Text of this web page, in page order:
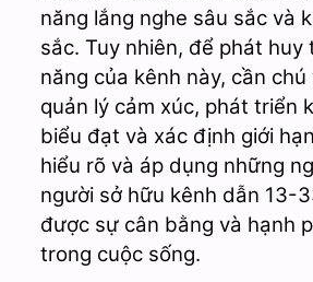
năng lắng nghe sâu sắc và
sắc. Tuy nhiên, để phát huy
năng của kênh này, cần
quản lý cảm xúc, phát triển
biểu đạt và xác định giới
hiểu rõ và áp dụng những
người sở hữu kênh dẫn 13-
được sự cân bằng và hạnh
trong cuộc sống.